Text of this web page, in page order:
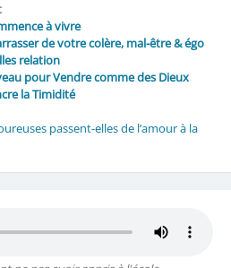
à vivre
de votre colère, mal-être & égo
relation
pour Vendre comme des Dieux
la Timidité
passent-elles de l’amour à la